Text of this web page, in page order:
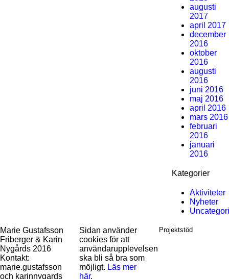
augusti
2017
april 2017
december
2016
oktober
2016
augusti
2016
juni 2016
maj 2016
april 2016
mars 2016
februari
2016
januari
2016
Kategorier
Aktiviteter
Nyheter
Marie Gustafsson
Friberger & Karin
Nygårds 2016
Kontakt:
marie.gustafsson
och karinnygards
Sidan använder
cookies för att
användarupplevelsen
ska bli så bra som
möjligt. Läs mer
här.
Projektstöd